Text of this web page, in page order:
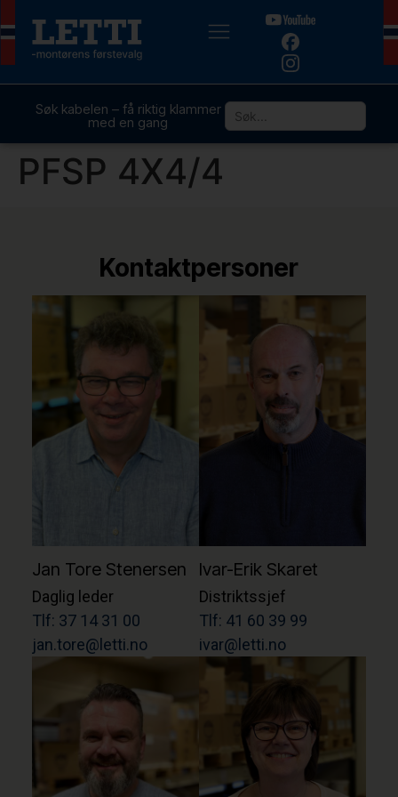
Søk kabelen – få riktig klammer
med en gang
PFSP 4X4/4
Kontaktpersoner
Jan Tore Stenersen
Daglig leder
Tlf: 37 14 31 00
jan.tore@letti.no
Ivar-Erik Skaret
Distriktssjef
Tlf: 41 60 39 99
ivar@letti.no